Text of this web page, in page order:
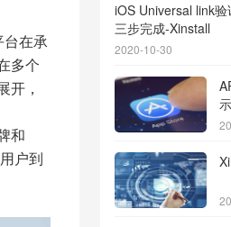
在承
多个
开，
和
户到
iOS Universal link
三步完成-Xinstall
2020-10-30